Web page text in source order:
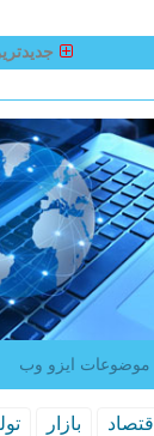
موضوعات ایزو وب
اقتصاد بازار